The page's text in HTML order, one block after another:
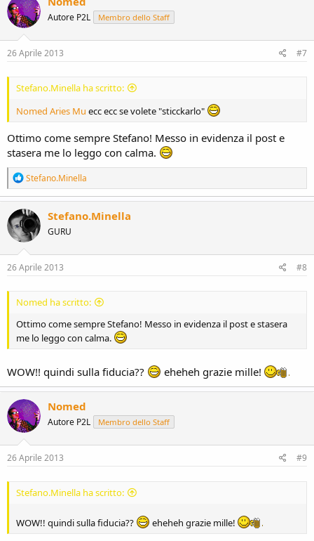
t
i
o
n
s
Autore P2L Membro dello Staff
26 Aprile 2013 #7
Stefano.Minella ha scritto:
Nomed Aries Mu ecc ecc se volete "sticckarlo"
Ottimo come sempre Stefano! Messo in evidenza il post e
stasera me lo leggo con calma.
R
e
a
c
t
i
o
n
s
Stefano.Minella
Stefano.Minella
GURU
26 Aprile 2013 #8
Nomed ha scritto:
Ottimo come sempre Stefano! Messo in evidenza il post e stasera
me lo leggo con calma.
WOW!! quindi sulla fiducia?? eheheh grazie mille!
Nomed
Autore P2L Membro dello Staff
26 Aprile 2013 #9
Stefano.Minella ha scritto:
WOW!! quindi sulla fiducia?? eheheh grazie mille!